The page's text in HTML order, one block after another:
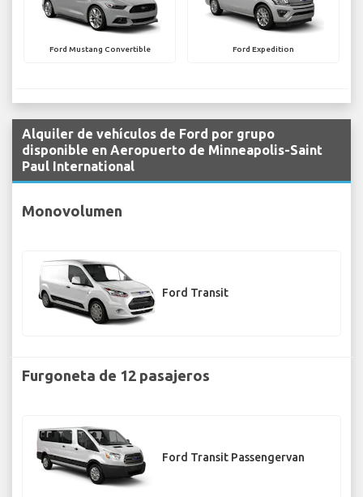
Ford Mustang Convertible Ford Expedition
Alquiler de vehículos de Ford por grupo
disponible en Aeropuerto de Minneapolis-Saint
Paul International
Monovolumen
Ford Transit
Furgoneta de 12 pasajeros
Ford Transit Passengervan